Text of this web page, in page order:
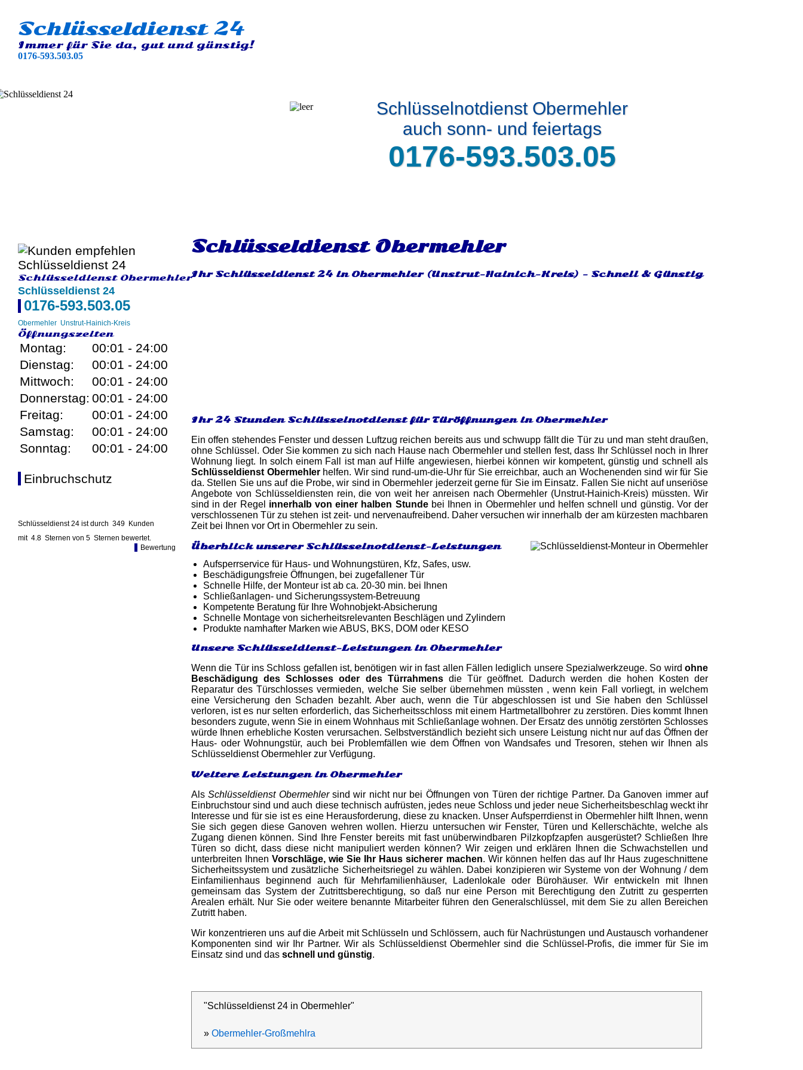
Schlüsseldienst 24
Immer für Sie da, gut und günstig!
0176-593.503.05
Schlüsselnotdienst Obermehler
auch sonn- und feiertags
0176-593.503.05
Schlüsseldienst Obermehler
Schlüsseldienst 24
0176-593.503.05
Obermehler Unstrut-Hainich-Kreis
Öffnungszeiten
Montag:
00:01 - 24:00
Dienstag:
00:01 - 24:00
Mittwoch:
00:01 - 24:00
Donnerstag: 00:01 - 24:00
Freitag:
00:01 - 24:00
Samstag:
00:01 - 24:00
Sonntag:
00:01 - 24:00
Einbruchschutz
Schlüsseldienst 24 ist durch 349 Kunden
mit 4.8 Sternen von 5 Sternen bewertet.
Bewertung
Schlüsseldienst Obermehler
Ihr Schlüsseldienst 24 in Obermehler (Unstrut-Hainich-Kreis) - Schnell & Günstig
Ihr 24 Stunden Schlüsselnotdienst für Türöffnungen in Obermehler
Ein offen stehendes Fenster und dessen Luftzug reichen bereits aus und schwupp fällt die Tür zu und man steht draußen,
ohne Schlüssel. Oder Sie kommen zu sich nach Hause nach Obermehler und stellen fest, dass Ihr Schlüssel noch in Ihrer
Wohnung liegt. In solch einem Fall ist man auf Hilfe angewiesen, hierbei können wir kompetent, günstig und schnell als
Schlüsseldienst Obermehlerhelfen. Wir sind rund-um-die-Uhr für Sie erreichbar, auch an Wochenenden sind wir für Sie
da. Stellen Sie uns auf die Probe, wir sind in Obermehler jederzeit gerne für Sie im Einsatz. Fallen Sie nicht auf unseriöse
Angebote von Schlüsseldiensten rein, die von weit her anreisen nach Obermehler (Unstrut-Hainich-Kreis) müssten. Wir
sind in der Regel innerhalb von einer halben Stundebei Ihnen in Obermehler und helfen schnell und günstig. Vor der
verschlossenen Tür zu stehen ist zeit- und nervenaufreibend. Daher versuchen wir innerhalb der am kürzesten machbaren
Zeit bei Ihnen vor Ort in Obermehler zu sein.
Überblick unserer Schlüsselnotdienst-Leistungen
Aufsperrservice für Haus- und Wohnungstüren, Kfz, Safes, usw.
Beschädigungsfreie Öffnungen, bei zugefallener Tür
Schnelle Hilfe, der Monteur ist ab ca. 20-30 min. bei Ihnen
Schließanlagen- und Sicherungssystem-Betreuung
Kompetente Beratung für Ihre Wohnobjekt-Absicherung
Schnelle Montage von sicherheitsrelevanten Beschlägen und Zylindern
Produkte namhafter Marken wie ABUS, BKS, DOM oder KESO
Unsere Schlüsseldienst-Leistungen in Obermehler
Wenn die Tür ins Schloss gefallen ist, benötigen wir in fast allen Fällen lediglich unsere Spezialwerkzeuge. So wird ohne
Beschädigung des Schlosses oder des Türrahmensdie Tür geöffnet. Dadurch werden die hohen Kosten der
Reparatur des Türschlosses vermieden, welche Sie selber übernehmen müssten , wenn kein Fall vorliegt, in welchem
eine Versicherung den Schaden bezahlt. Aber auch, wenn die Tür abgeschlossen ist und Sie haben den Schlüssel
verloren, ist es nur selten erforderlich, das Sicherheitsschloss mit einem Hartmetallbohrer zu zerstören. Dies kommt Ihnen
besonders zugute, wenn Sie in einem Wohnhaus mit Schließanlage wohnen. Der Ersatz des unnötig zerstörten Schlosses
würde Ihnen erhebliche Kosten verursachen. Selbstverständlich bezieht sich unsere Leistung nicht nur auf das Öffnen der
Haus- oder Wohnungstür, auch bei Problemfällen wie dem Öffnen von Wandsafes und Tresoren, stehen wir Ihnen als
Schlüsseldienst Obermehler zur Verfügung.
Weitere Leistungen in Obermehler
AlsSchlüsseldienst Obermehlersind wir nicht nur bei Öffnungen von Türen der richtige Partner. Da Ganoven immer auf
Einbruchstour sind und auch diese technisch aufrüsten, jedes neue Schloss und jeder neue Sicherheitsbeschlag weckt ihr
Interesse und für sie ist es eine Herausforderung, diese zu knacken. Unser Aufsperrdienst in Obermehler hilft Ihnen, wenn
Sie sich gegen diese Ganoven wehren wollen. Hierzu untersuchen wir Fenster, Türen und Kellerschächte, welche als
Zugang dienen können. Sind Ihre Fenster bereits mit fast unüberwindbaren Pilzkopfzapfen ausgerüstet? Schließen Ihre
Türen so dicht, dass diese nicht manipuliert werden können? Wir zeigen und erklären Ihnen die Schwachstellen und
unterbreiten IhnenVorschläge, wie Sie Ihr Haus sicherer machen. Wir können helfen das auf Ihr Haus zugeschnittene
Sicherheitssystem und zusätzliche Sicherheitsriegel zu wählen. Dabei konzipieren wir Systeme von der Wohnung / dem
Einfamilienhaus beginnend auch für Mehrfamilienhäuser, Ladenlokale oder Bürohäuser. Wir entwickeln mit Ihnen
gemeinsam das System der Zutrittsberechtigung, so daß nur eine Person mit Berechtigung den Zutritt zu gesperrten
Arealen erhält. Nur Sie oder weitere benannte Mitarbeiter führen den Generalschlüssel, mit dem Sie zu allen Bereichen
Zutritt haben.
Wir konzentrieren uns auf die Arbeit mit Schlüsseln und Schlössern, auch für Nachrüstungen und Austausch vorhandener
Komponenten sind wir Ihr Partner. Wir als Schlüsseldienst Obermehler sind die Schlüssel-Profis, die immer für Sie im
Einsatz sind und das schnell und günstig.
"Schlüsseldienst 24 in Obermehler"
» Obermehler-Großmehlra